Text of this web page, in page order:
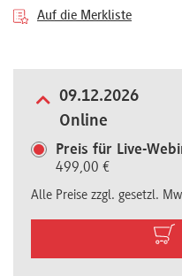
uns
FAQ
Auf die Merkliste
09.12.2026
Online
Preis für Live-
499,00 €
Alle Preise zzgl. gesetzl.